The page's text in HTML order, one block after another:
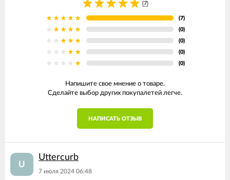
(7)
(7)
(0)
(0)
(0)
(0)
Напишите свое мнение о товаре.
Сделайте выбор других покупалетей легче.
НАПИСАТЬ ОТЗЫВ
U
Uttercurb
7 июля 2024 06:48